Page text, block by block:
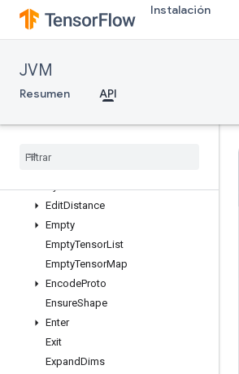
Instalación
JVM
Resumen API
CountUpTo
DecodeProto
DeleteSessionTensor
DestroyResourceOp
DeviceIndex
EditDistance
Empty
EmptyTensorList
EmptyTensorMap
EncodeProto
EnsureShape
Enter
Exit
ExpandDims